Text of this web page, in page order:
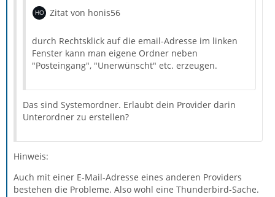
Zitat von honis56
durch Rechtsklick auf die email-Adresse im linken
Fenster kann man eigene Ordner neben
"Posteingang", "Unerwünscht" etc. erzeugen.
Das sind Systemordner. Erlaubt dein Provider darin
Unterordner zu erstellen?
Hinweis:
Auch mit einer E-Mail-Adresse eines anderen Providers
bestehen die Probleme. Also wohl eine Thunderbird-Sache.